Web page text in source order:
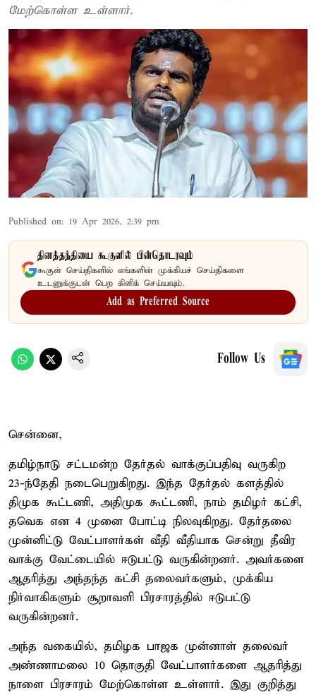
மேற்கொள்ள உள்ளார்.
Published on: 19 Apr 2026, 2:39 pm
தினத்தந்தியை கூகுளில் பின்தொடரவும்
கூகுள் செய்திகளில் எங்களின் முக்கியச் செய்திகளை
உடனுக்குடன் பெற கிளிக் செய்யவும்.
Add as Preferred Source
Follow Us
சென்னை,
தமிழ்நாடு சட்டமன்ற தேர்தல் வாக்குப்பதிவு வருகிற
23-ந்தேதி நடைபெறுகிறது. இந்த தேர்தல் களத்தில்
திமுக கூட்டணி, அதிமுக கூட்டணி, நாம் தமிழர் கட்சி,
தவெக என 4 முனை போட்டி நிலவுகிறது. தேர்தலை
முன்னிட்டு வேட்பாளர்கள் வீதி வீதியாக சென்று தீவிர
வாக்கு வேட்டையில் ஈடுபட்டு வருகின்றனர். அவர்களை
ஆதரித்து அந்தந்த கட்சி தலைவர்களும், முக்கிய
நிர்வாகிகளும் சூறாவளி பிரசாரத்தில் ஈடுபட்டு
வருகின்றனர்.
அந்த வகையில், தமிழக பாஜக முன்னாள் தலைவர்
அண்ணாமலை 10 தொகுதி வேட்பாளர்களை ஆதரித்து
நாளை பிரசாரம் மேற்கொள்ள உள்ளார். இது குறித்து